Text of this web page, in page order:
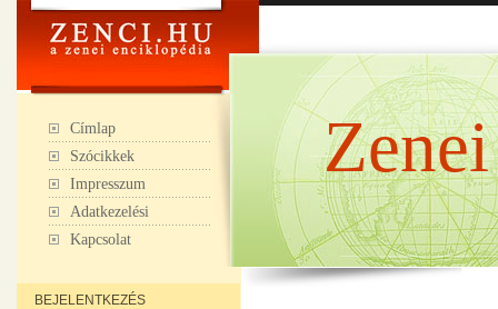
Címlap
Szócikkek
Impresszum
Adatkezelési
Kapcsolat
BEJELENTKEZÉS